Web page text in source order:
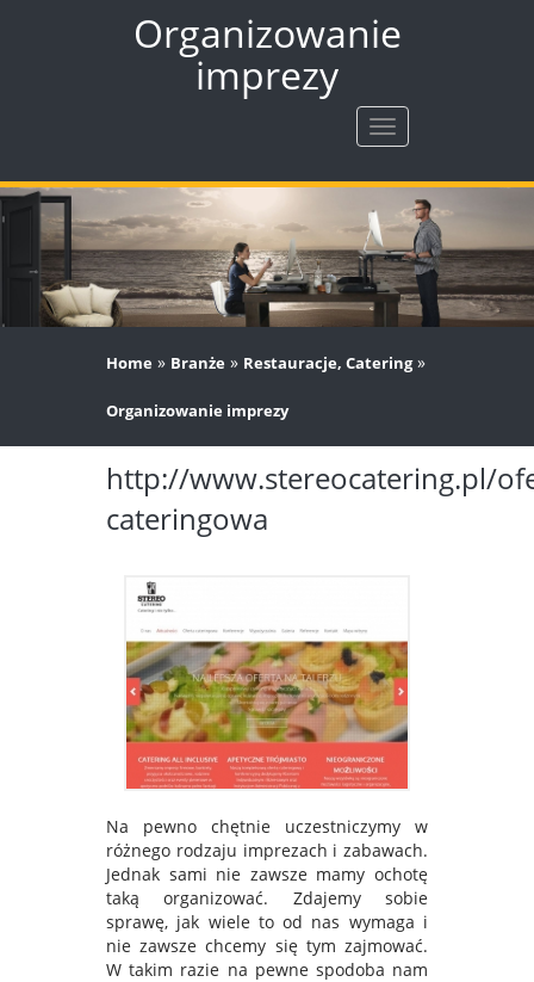
Organizowanie
imprezy
Rozwiń
nawigację
Home » Branże » Restauracje, Catering»
Organizowanie imprezy
http://www.stereocatering.pl/
cateringowa
Na pewno chętnie uczestniczymy w
różnego rodzaju imprezach i zabawach.
Jednak sami nie zawsze mamy ochotę
taką organizować. Zdajemy sobie
sprawę, jak wiele to od nas wymaga i
nie zawsze chcemy się tym zajmować.
W takim razie na pewne spodoba nam